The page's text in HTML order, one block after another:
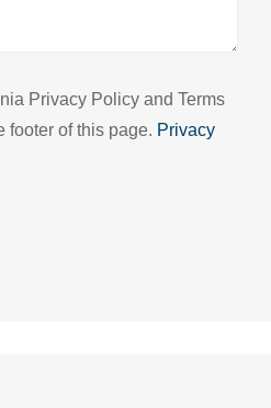
Privacy Policy and Terms
footer of this page. Privacy